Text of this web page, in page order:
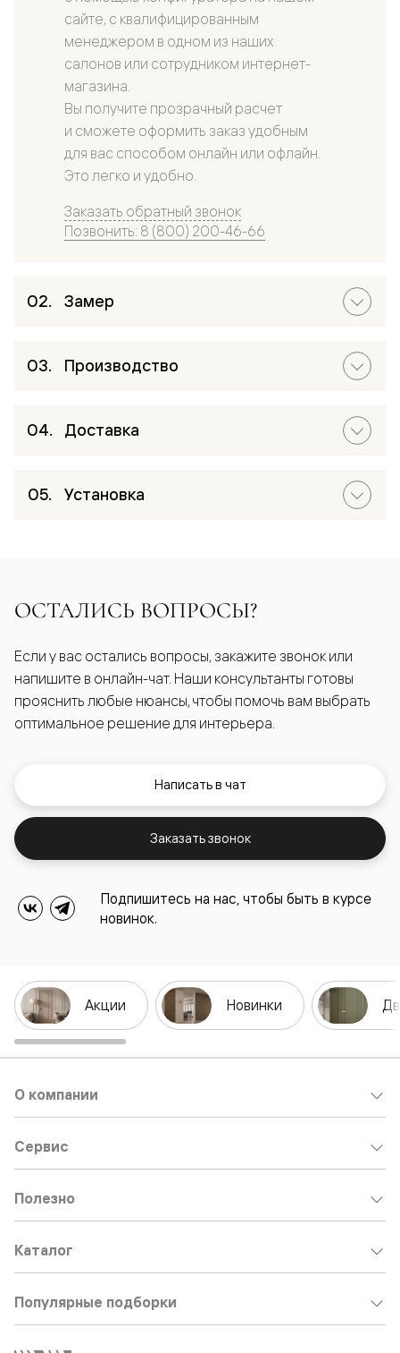
сайте, с квалифицированным
менеджером в одном из наших
салонов или сотрудником интернет-
магазина.
Вы получите прозрачный расчет
и сможете оформить заказ удобным
для вас способом онлайн или офлайн.
Это легко и удобно.
Заказать обратный звонок
Позвонить: 8 (800) 200-46-66
Замер
Производство
Доставка
Установка
ОСТАЛИСЬ ВОПРОСЫ?
Если у вас остались вопросы, закажите звонок или
напишите в онлайн-чат. Наши консультанты готовы
прояснить любые нюансы, чтобы помочь вам выбрать
оптимальное решение для интерьера.
Написать в чат
Заказать звонок
Подпишитесь на нас, чтобы быть в курсе
новинок.
Акции Новинки
О компании
Сервис
Полезно
Каталог
Популярные подборки